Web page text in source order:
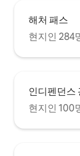
해처 패스
현지인 284
인디펜던스
현지인 100